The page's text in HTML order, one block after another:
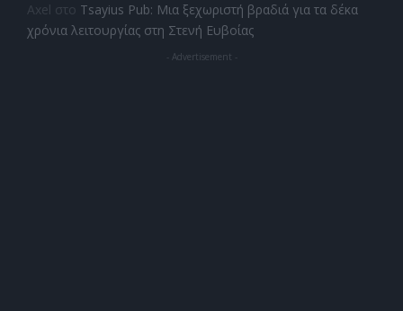
Axel στο Tsayius Pub: Μια ξεχωριστή βραδιά για τα δέκα
χρόνια λειτουργίας στη Στενή Ευβοίας
- Advertisement -